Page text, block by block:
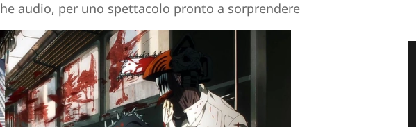
audio, per uno spettacolo pronto a sorprendere